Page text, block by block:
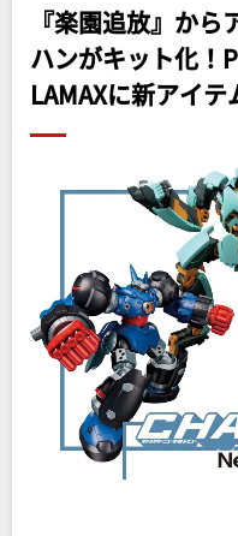
『楽園追放』か
ハンがキット化！
LAMAXに新アイテ